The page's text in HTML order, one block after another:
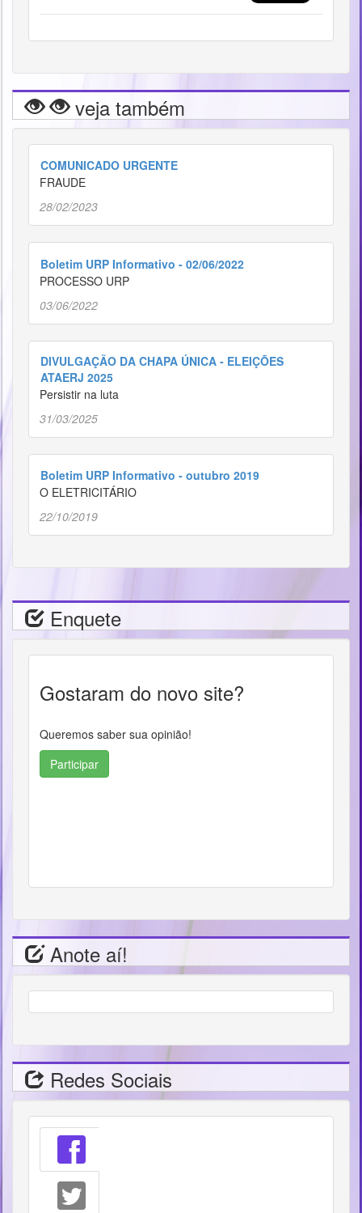
veja também
COMUNICADO URGENTE
FRAUDE
28/02/2023
Boletim URP Informativo - 02/06/2022
PROCESSO URP
03/06/2022
DIVULGAÇÃO DA CHAPA ÚNICA - ELEIÇÕES
ATAERJ 2025
Persistir na luta
31/03/2025
Boletim URP Informativo - outubro 2019
O ELETRICITÁRIO
22/10/2019
Enquete
Gostaram do novo site?
Queremos saber sua opinião!
Participar
Anote aí!
Redes Sociais